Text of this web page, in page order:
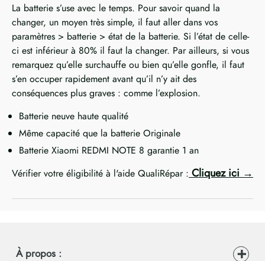
La batterie s’use avec le temps. Pour savoir quand la
changer, un moyen très simple, il faut aller dans vos
paramètres > batterie > état de la batterie. Si l’état de celle-
ci est inférieur à 80% il faut la changer. Par ailleurs, si vous
remarquez qu’elle surchauffe ou bien qu’elle gonfle, il faut
s’en occuper rapidement avant qu’il n’y ait des
conséquences plus graves : comme l’explosion.
Batterie neuve haute qualité
Même capacité que la batterie Originale
Batterie Xiaomi REDMI NOTE 8 garantie 1 an
Vérifier votre éligibilité à l'aide QualiRépar : Cliquez ici
À propos :